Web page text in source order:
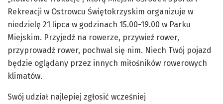
Rekreacji w Ostrowcu Świętokrzyskim organizuje w
niedzielę 21 lipca w godzinach 15.00-19.00 w Parku
Miejskim. Przyjedź na rowerze, przywieź rower,
przyprowadź rower, pochwal się nim. Niech Twój pojazd
będzie oglądany przez innych miłośników rowerowych
klimatów.
Swój udział najlepiej zgłosić wcześniej